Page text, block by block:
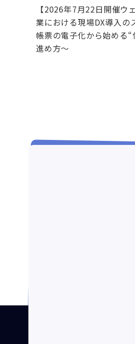
【2026年7月22日開催ウ
業における現場DX導入の
帳票の電子化から始める“
進め方～